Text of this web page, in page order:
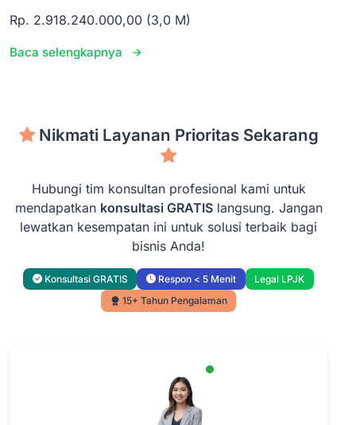
Rp. 2.918.240.000,00 (3,0 M)
Baca selengkapnya
Nikmati Layanan Prioritas Sekarang
Hubungi tim konsultan profesional kami untuk
mendapatkan konsultasi GRATISlangsung. Jangan
lewatkan kesempatan ini untuk solusi terbaik bagi
bisnis Anda!
Konsultasi GRATIS Respon < 5 Menit
Legal LPJK
15+ Tahun Pengalaman